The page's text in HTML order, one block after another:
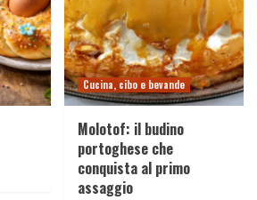
Cucina, cibo e bevande
Molotof: il budino
portoghese che
conquista al primo
assaggio